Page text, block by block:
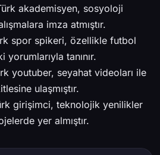
akademisyen, sosyoloji
imza atmıştır.
spor spikeri, özellikle futbol
yorumlarıyla tanınır.
youtuber, seyahat videoları ile
ulaşmıştır.
girişimci, teknolojik yenilikler
yer almıştır.